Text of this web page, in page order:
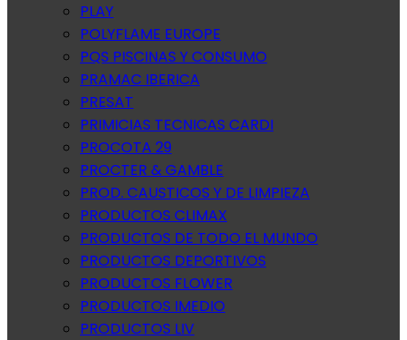
PLAY
POLYFLAME EUROPE
PQS PISCINAS Y CONSUMO
PRAMAC IBERICA
PRESAT
PRIMICIAS TECNICAS CARDI
PROCOTA 29
PROCTER & GAMBLE
PROD. CAUSTICOS Y DE LIMPIEZA
PRODUCTOS CLIMAX
PRODUCTOS DE TODO EL MUNDO
PRODUCTOS DEPORTIVOS
PRODUCTOS FLOWER
PRODUCTOS IMEDIO
PRODUCTOS LIV